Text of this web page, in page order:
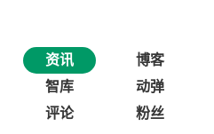
资讯 博客
智库
动弹
评论
粉丝